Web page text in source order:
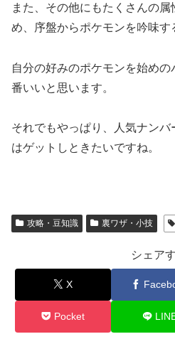
また、その他にもたくさんの
め、序盤からポケモンを吟味す
自分の好みのポケモンを始め
番いいと思います。
それでもやっぱり、人気ナン
はゲットしときたいですね。
攻略・豆知識 裏ワザ・小技
シェア
X
Pocket